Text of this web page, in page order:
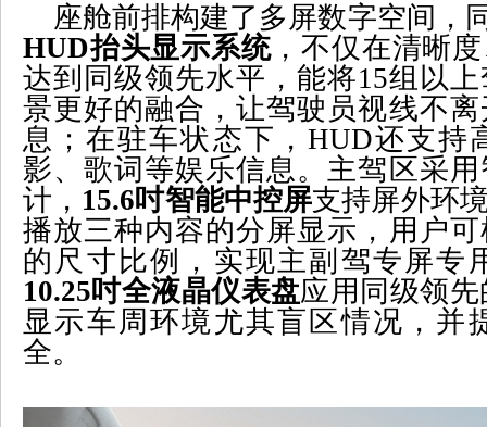
座舱前排构建了多屏数字空间，
HUD抬头显示系统，不仅在清晰
达到同级领先水平，能将15组以
景更好的融合，让驾驶员视线不
息；在驻车状态下， HUD还支持
影、歌词等娱乐信息。主驾区采
计， 15.6吋智能中控屏支持屏外环
播放三种内容的分屏显示，用户
的尺寸比例，实现主副驾专屏专
10.25吋全液晶仪表盘应用同级领先
显示车周环境尤其盲区情况，并
全。